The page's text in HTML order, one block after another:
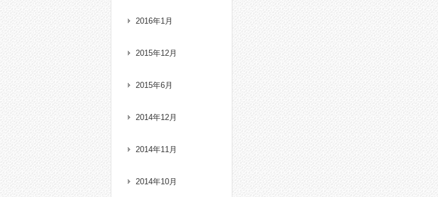
2016年1月
2015年12月
2015年6月
2014年12月
2014年11月
2014年10月